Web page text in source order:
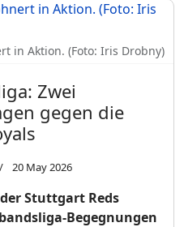
in Aktion. (Foto: Iris Drobny)
Zwei
gegen die
20 May 2026
Stuttgart Reds
Begegnungen